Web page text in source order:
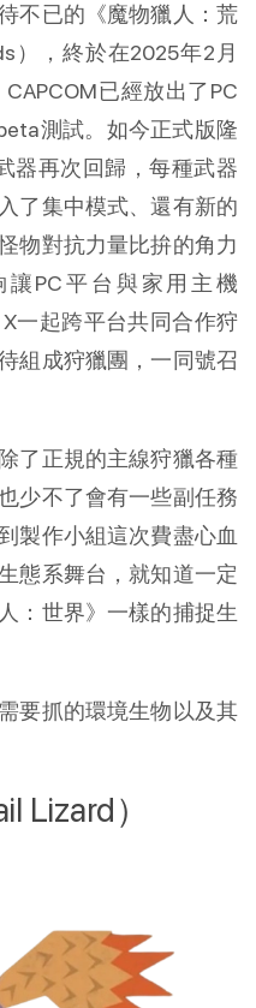
不已的《魔物獵人：荒
），終於在2025年2月
已經放出了PC
測試。如今正式版隆
器再次回歸，每種武器
了集中模式、還有新的
物對抗力量比拚的角力
PC平台與家用主機
一起跨平台共同合作狩
組成狩獵團，一同號召
了正規的主線狩獵各種
少不了會有一些副任務
製作小組這次費盡心血
態系舞台，就知道一定
：世界》一樣的捕捉生
要抓的環境生物以及其
Lizard）